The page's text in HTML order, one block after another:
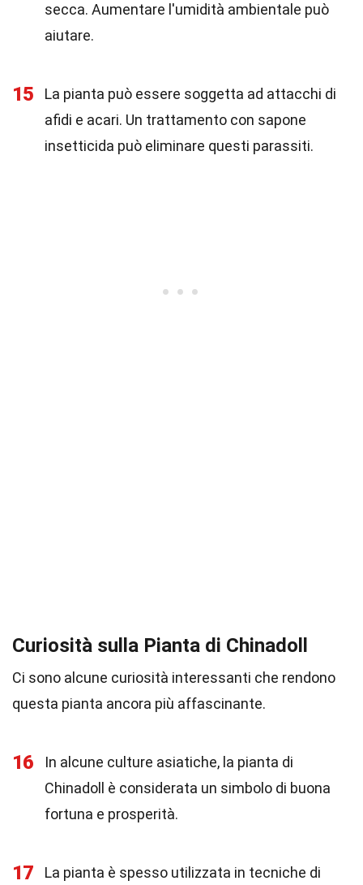
secca. Aumentare l'umidità ambientale può
aiutare.
15
La pianta può essere soggetta ad attacchi di
afidi e acari. Un trattamento con sapone
insetticida può eliminare questi parassiti.
Curiosità sulla Pianta di Chinadoll
Ci sono alcune curiosità interessanti che rendono
questa pianta ancora più affascinante.
16
In alcune culture asiatiche, la pianta di
Chinadoll è considerata un simbolo di buona
fortuna e prosperità.
17
La pianta è spesso utilizzata in tecniche di